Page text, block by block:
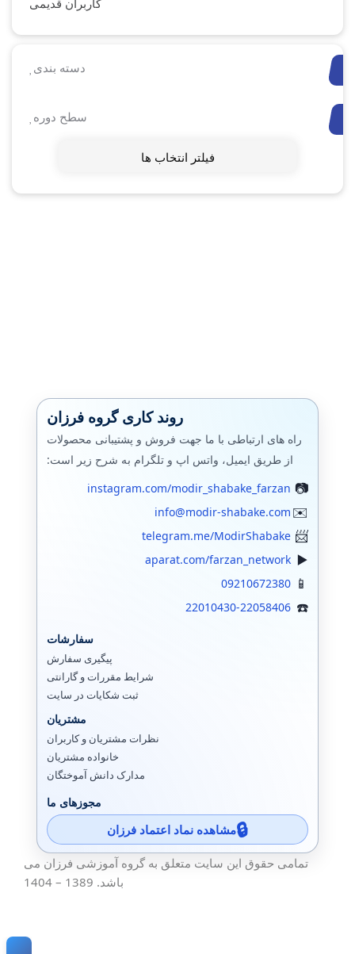
دسته بندی
سطح دوره
فیلتر انتخاب ها
روند کاری گروه فرزان
راه های ارتباطی با ما جهت فروش و پشتیبانی محصولات
از طریق ایمیل، واتس اپ و تلگرام به شرح زیر است:
instagram.com/modir_shabake_farzan
info@modir-shabake.com
telegram.me/ModirShabake
aparat.com/farzan_network
09210672380
22010430-22058406
سفارشات
پیگیری سفارش
شرایط مقررات و گارانتی
ثبت شکایات در سایت
مشتریان
نظرات مشتریان و کاربران
خانواده مشتریان
مدارک دانش آموختگان
مجوزهای ما
مشاهده نماد اعتماد فرزان
تمامی حقوق این سایت متعلق به گروه آموزشی فرزان می
باشد. 1389 – 1404